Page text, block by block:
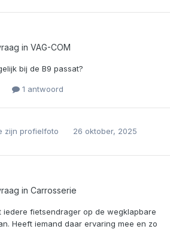
in VAG-COM
bij de B9 passat?
1 antwoord
zijn profielfoto 26 oktober, 2025
in Carrosserie
iedere fietsendrager op de wegklapbare
Heeft iemand daar ervaring mee en zo